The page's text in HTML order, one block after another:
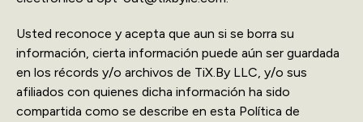
Usted reconoce y acepta que aun si se borra su
información, cierta información puede aún ser guardada
en los récords y/o archivos de TiX.By LLC, y/o sus
afiliados con quienes dicha información ha sido
compartida como se describe en esta Política de